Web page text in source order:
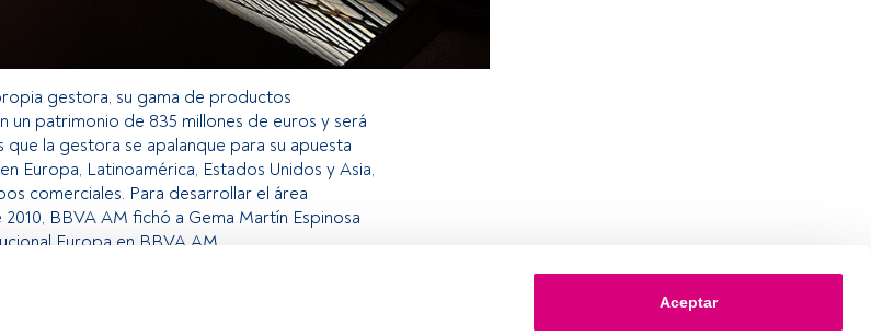
Aceptar
gestora, su gama de productos
un patrimonio de 835 millones de euros y será
la gestora se apalanque para su apuesta
Europa, Latinoamérica, Estados Unidos y Asia,
comerciales. Para desarrollar el área
BBVA AM fichó a Gema Martín Espinosa
Europa en BBVA AM.